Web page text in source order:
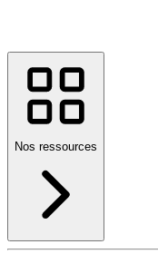
Nos ressources